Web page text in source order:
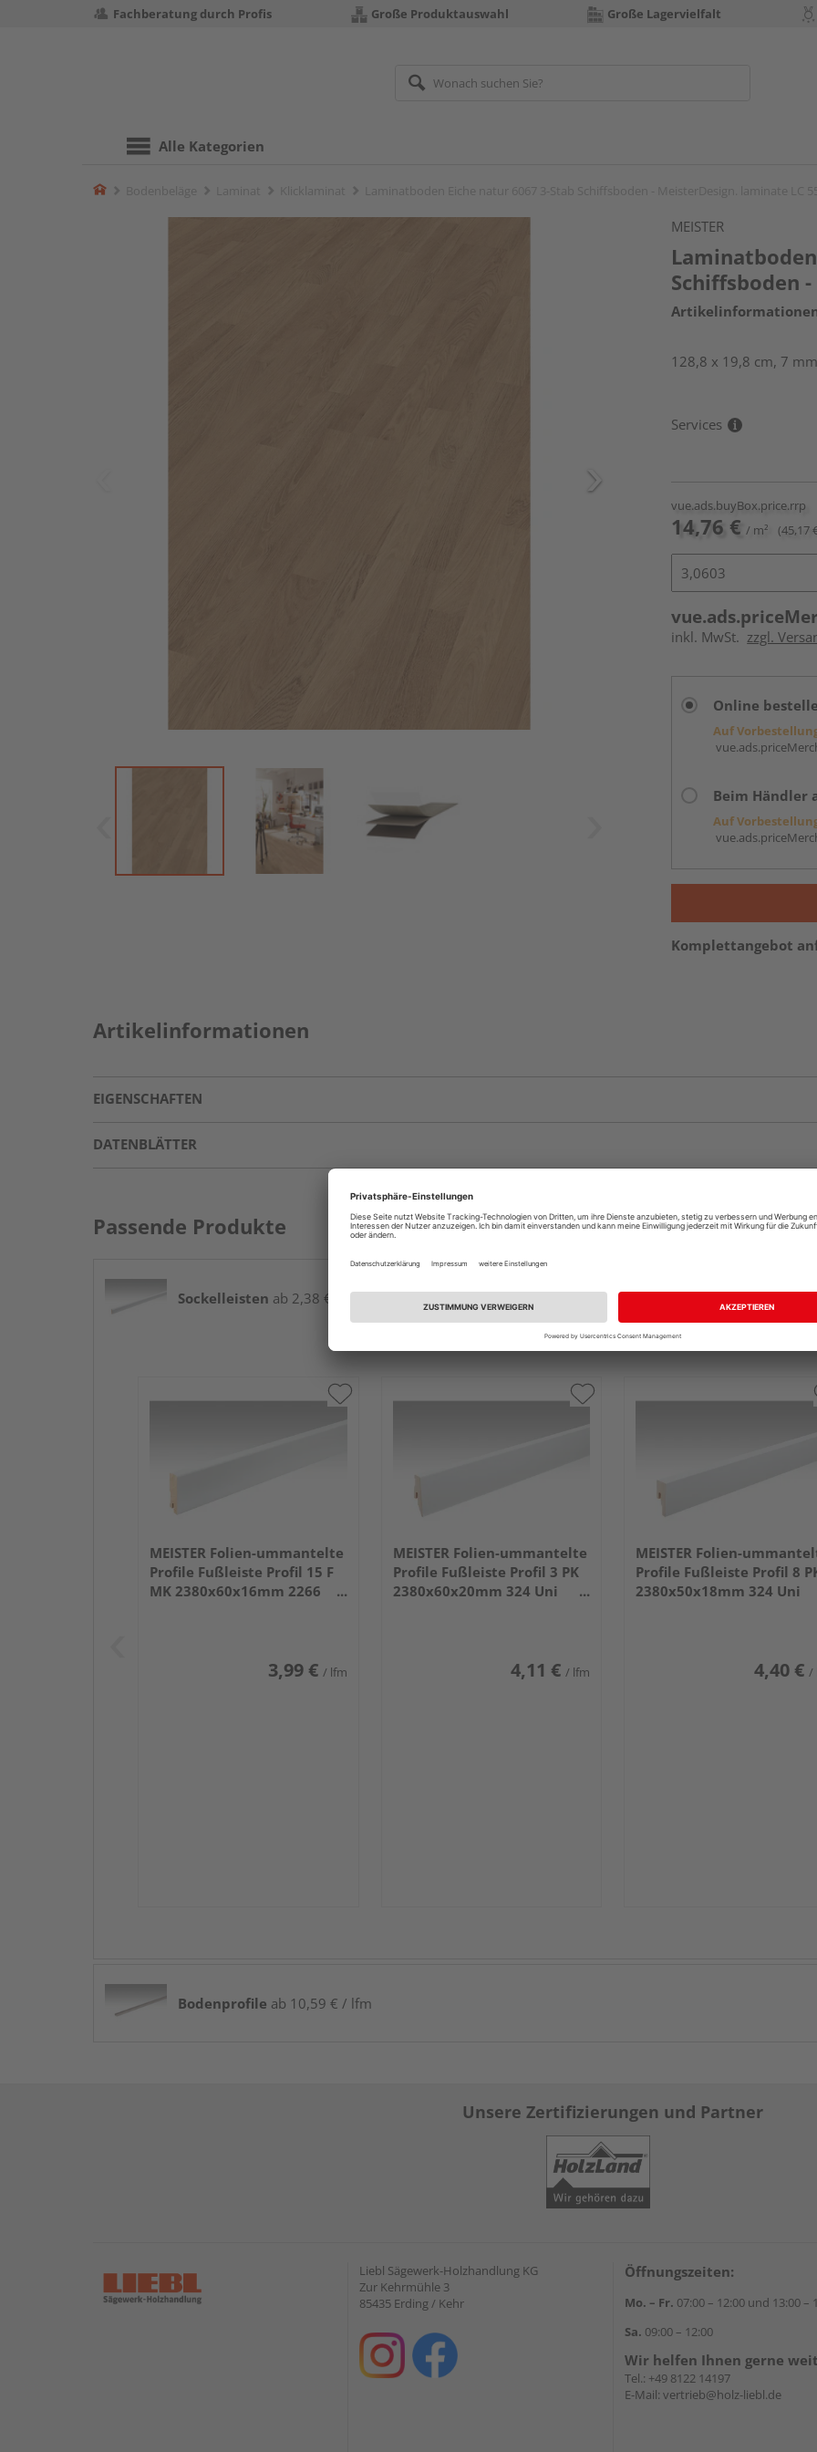
Fachberatung durch Profis Große Produktauswahl Große Lagervielfalt
Alle Kategorien
Home
MEISTER
Schiffsboden
128,8 x 19,8 cm, 7
Services
vue.ads.buyBox.price.rrp
14,76 € / m² (45,17
inkl. MwSt. zzgl.
Online
Auf
Beim Händler
Auf
Komplettangebot
Artikelinformationen
EIGENSCHAFTEN
DATENBLÄTTER
Passende Produkte
Sockelleisten ab 2,38 € / lfm
MEISTER Folien-ummantelte
Profile Fußleiste Profil 15 F
MK 2380x60x16mm 2266
3,99 € / lfm
MEISTER Folien-ummantelte
Profile Fußleiste Profil 3 PK
2380x60x20mm 324 Uni
4,11 € / lfm
MEISTER Folien-
Profile Fußleiste Profil 8
2380x50x18mm 324 Uni
4,40 € /
Bodenprofile ab 10,59 € / lfm
Unsere Zertifizierungen und Partner
Liebl Sägewerk-Holzhandlung KG
Zur Kehrmühle 3
85435 Erding / Kehr
Öffnungszeiten:
Mo. – Fr. 07:00 – 12:00 und 13:00 –
Sa. 09:00 – 12:00
Wir helfen Ihnen gerne
Tel.: +49 8122 14197
E-Mail: vertrieb@holz-liebl.de